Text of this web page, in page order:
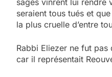
sages vinrent lui rendre
seraient tous tués et
la plus cruelle d’entre
Rabbi Eliezer ne fut
car il représentait